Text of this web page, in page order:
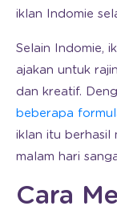
iklan Indomie
Selain Indomie,
ajakan untuk
dan kreatif.
beberapa
iklan itu berhasil
malam hari
Cara